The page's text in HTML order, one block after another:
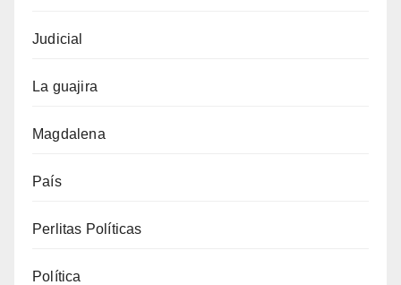
Judicial
La guajira
Magdalena
País
Perlitas Políticas
Política